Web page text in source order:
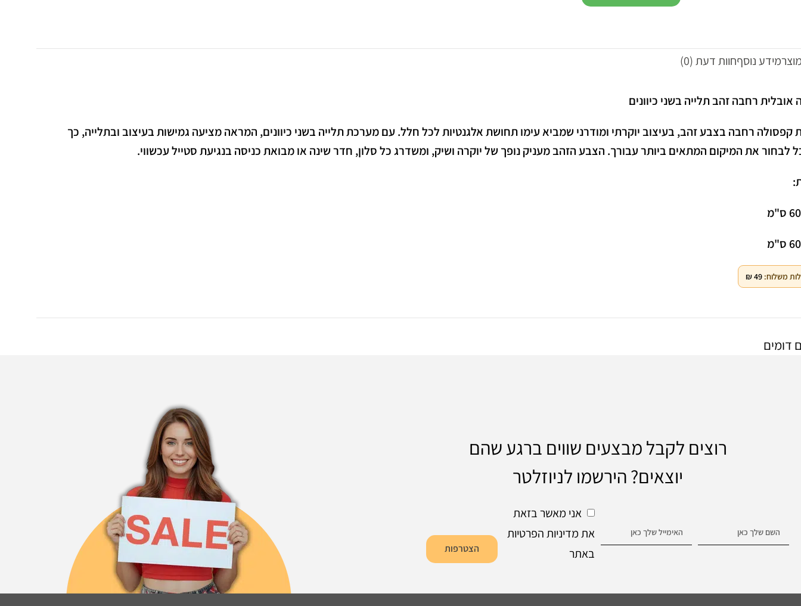
מידע נוסףחוות דעת (0)
רחבה זהב תלייה בשני כיוונים
קפסולה רחבה בצבע זהב, בעיצוב יוקרתי ומודרני שמביא עימו תחושת אלגנטיות לכל חלל. עם מערכת תלייה בשני כיוונים, המראה מציעה גמישות בעיצוב ובתלייה, כך
לבחור את המיקום המתאים ביותר עבורך. הצבע הזהב מעניק נופך של יוקרה ושיק, ומשדרג כל סלון, חדר שינה או מבואת כניסה בנגיעת סטייל עכשווי.
משלוח:49
₪
דומים
רוצים לקבל מבצעים שווים ברגע שהם
יוצאים? הירשמו לניוזלטר
אני מאשר בזאת
את מדיניות הפרטיות
באתר
הצטרפות
WhatsApp